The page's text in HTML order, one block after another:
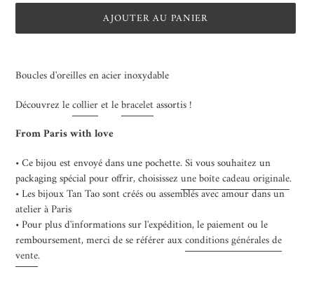
AJOUTER AU PANIER
d'un
produit
à
panier
Boucles d'oreilles en acier inoxydable
Découvrez lecollieret lebraceletassortis !
From Paris with love
• Ce bijou est envoyé dans une pochette. Si vous souhaitez un
packaging spécial pour offrir, choisissezune boîte cadeau originale.
• Les bijoux Tan Tao sont créés ou assemblés avec amour dans un
atelier à Paris
• Pour plus d'informations sur l'expédition, le paiement ou le
remboursement, merci de se référer auxconditions générales de
vente.